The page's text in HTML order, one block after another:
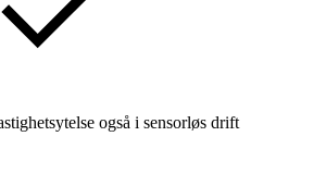
også i sensorløs drift